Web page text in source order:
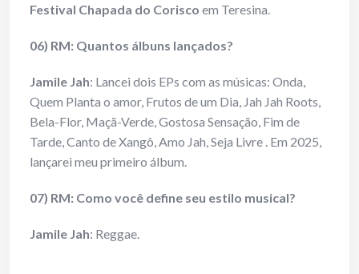
Festival Chapada do Corisco em Teresina.
06) RM: Quantos álbuns lançados?
Jamile Jah: Lancei dois EPs com as músicas: Onda,
Quem Planta o amor, Frutos de um Dia, Jah Jah Roots,
Bela-Flor, Maçã-Verde, Gostosa Sensação, Fim de
Tarde, Canto de Xangô, Amo Jah, Seja Livre . Em 2025,
lançarei meu primeiro álbum.
07) RM: Como você define seu estilo musical?
Jamile Jah: Reggae.